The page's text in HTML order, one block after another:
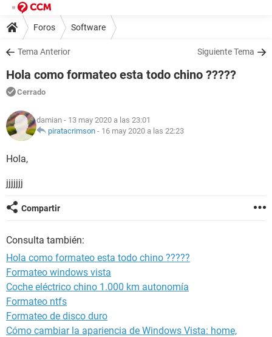
Foros Software
Tema Anterior Siguiente Tema
Hola como formateo esta todo chino ?????
Cerrado
damian - 13 may 2020 a las 23:01
piratacrimson - 16 may 2020 a las 22:23
Hola,
jjjjjjj
Compartir
Consulta también:
Hola como formateo esta todo chino ?????
Formateo windows vista
Coche eléctrico chino 1.000 km autonomía
Formateo ntfs
Formateo de disco duro
Cómo cambiar la apariencia de Windows Vista: home,